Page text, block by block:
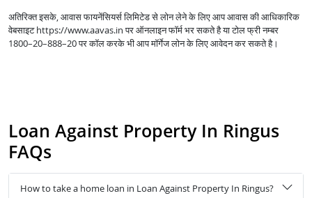
अतिरिक्त इसके, आवास फायनेंसियर्स लिमिटेड से लोन लेने के लिए आप आवास की आधिकारिक
वेबसाइट https://www.aavas.in पर ऑनलाइन फॉर्म भर सकते है या टोल फ्री नम्बर
1800–20–888–20 पर कॉल करके भी आप मॉर्गेज लोन के लिए आवेदन कर सकते है।
Loan Against Property In Ringus
FAQs
How to take a home loan in Loan Against Property In Ringus?